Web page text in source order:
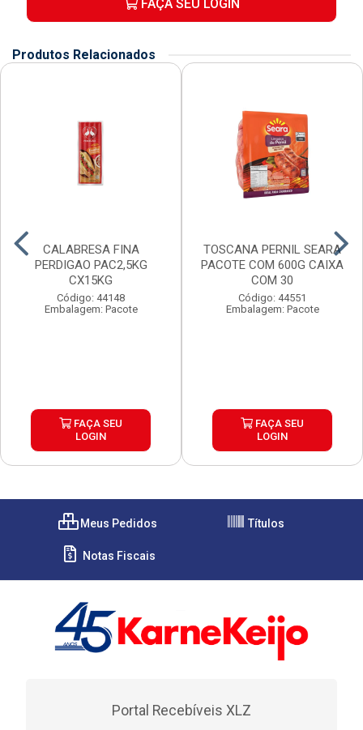
FAÇA SEU LOGIN
Produtos Relacionados
CALABRESA FINA
PERDIGAO PAC2,5KG
CX15KG
Código: 44148
Embalagem: Pacote
FAÇA SEU
LOGIN
TOSCANA PERNIL SEARA
PACOTE COM 600G CAIXA
COM 30
Código: 44551
Embalagem: Pacote
FAÇA SEU
LOGIN
Meus Pedidos Títulos
Notas Fiscais
Portal Recebíveis XLZ